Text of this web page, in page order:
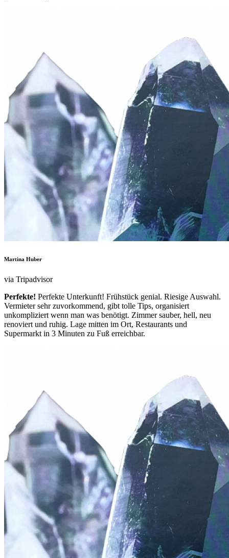
Martina Huber
via Tripadvisor
Perfekte! Perfekte Unterkunft! Frühstück genial. Riesige Auswahl.
Vermieter sehr zuvorkommend, gibt tolle Tips, organisiert
unkompliziert wenn man was benötigt. Zimmer sauber, hell, neu
renoviert und ruhig. Lage mitten im Ort, Restaurants und
Supermarkt in 3 Minuten zu Fuß erreichbar.